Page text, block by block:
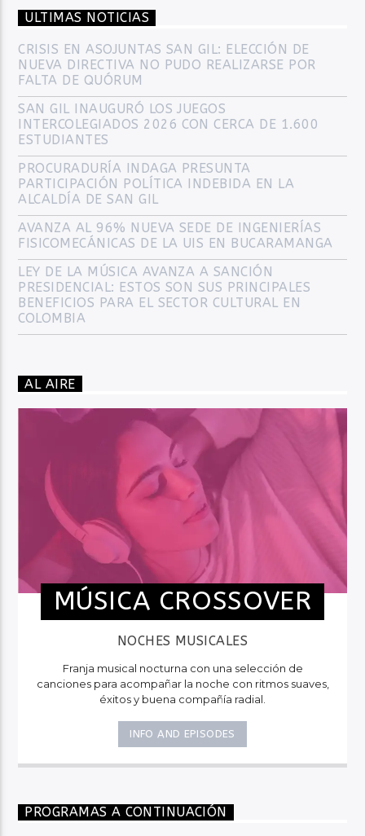
ULTIMAS NOTICIAS
CRISIS EN ASOJUNTAS SAN GIL: ELECCIÓN DE
NUEVA DIRECTIVA NO PUDO REALIZARSE POR
FALTA DE QUÓRUM
SAN GIL INAUGURÓ LOS JUEGOS
INTERCOLEGIADOS 2026 CON CERCA DE 1.600
ESTUDIANTES
PROCURADURÍA INDAGA PRESUNTA
PARTICIPACIÓN POLÍTICA INDEBIDA EN LA
ALCALDÍA DE SAN GIL
AVANZA AL 96% NUEVA SEDE DE INGENIERÍAS
FISICOMECÁNICAS DE LA UIS EN BUCARAMANGA
LEY DE LA MÚSICA AVANZA A SANCIÓN
PRESIDENCIAL: ESTOS SON SUS PRINCIPALES
BENEFICIOS PARA EL SECTOR CULTURAL EN
COLOMBIA
AL AIRE
MÚSICA CROSSOVER
NOCHES MUSICALES
Franja musical nocturna con una selección de
canciones para acompañar la noche con ritmos suaves,
éxitos y buena compañía radial.
INFO AND EPISODES
PROGRAMAS A CONTINUACIÓN